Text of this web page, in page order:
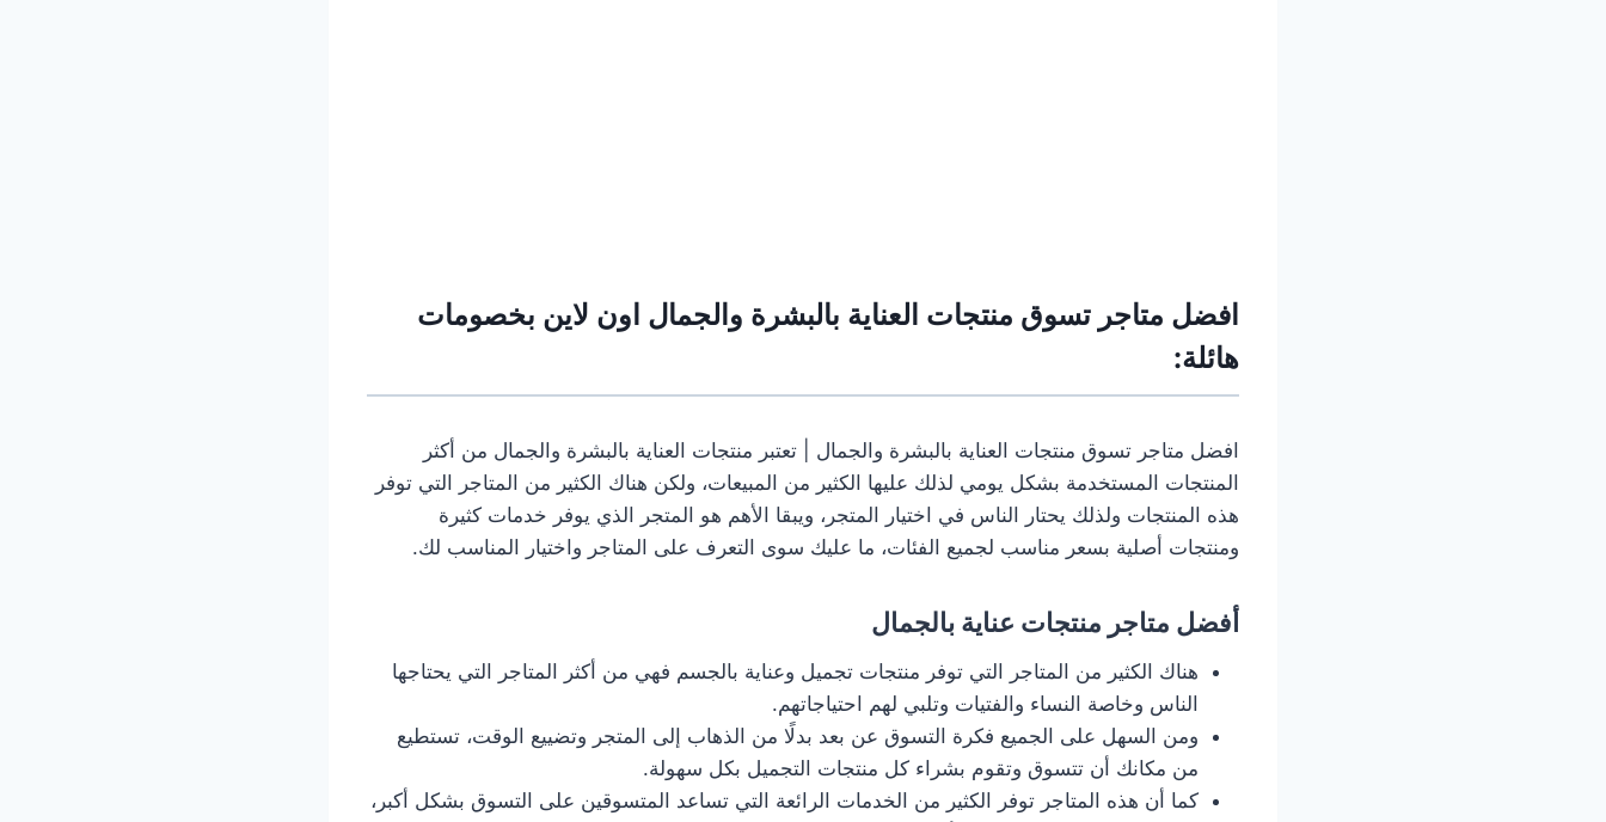
افضل متاجر تسوق منتجات العناية بالبشرة والجمال اون لاين بخصومات
هائلة:
افضل متاجر تسوق منتجات العناية بالبشرة والجمال | تعتبر منتجات العناية بالبشرة والجمال من أكثر
المنتجات المستخدمة بشكل يومي لذلك عليها الكثير من المبيعات، ولكن هناك الكثير من المتاجر التي توفر
هذه المنتجات ولذلك يحتار الناس في اختيار المتجر، ويبقا الأهم هو المتجر الذي يوفر خدمات كثيرة
ومنتجات أصلية بسعر مناسب لجميع الفئات، ما عليك سوى التعرف على المتاجر واختيار المناسب لك.
أفضل متاجر منتجات عناية بالجمال
هناك الكثير من المتاجر التي توفر منتجات تجميل وعناية بالجسم فهي من أكثر المتاجر التي يحتاجها
الناس وخاصة النساء والفتيات وتلبي لهم احتياجاتهم.
ومن السهل على الجميع فكرة التسوق عن بعد بدلًا من الذهاب إلى المتجر وتضييع الوقت، تستطيع
من مكانك أن تتسوق وتقوم بشراء كل منتجات التجميل بكل سهولة.
كما أن هذه المتاجر توفر الكثير من الخدمات الرائعة التي تساعد المتسوقين على التسوق بشكل أكبر،